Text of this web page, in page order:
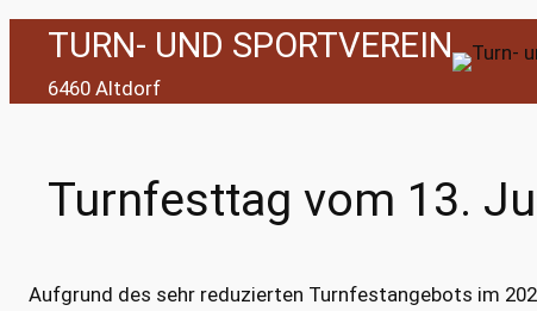
Zum
Inhalt
springen
TURN- UND SPORTVEREIN
6460 Altdorf
Turnfesttag vom 13.
Aufgrund des sehr reduzierten Turnfestangebots im